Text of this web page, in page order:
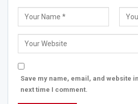
Save my name, email, and website
next time I comment.